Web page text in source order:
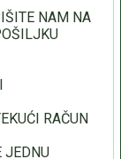
NAM NA
RAČUN
JEDNU